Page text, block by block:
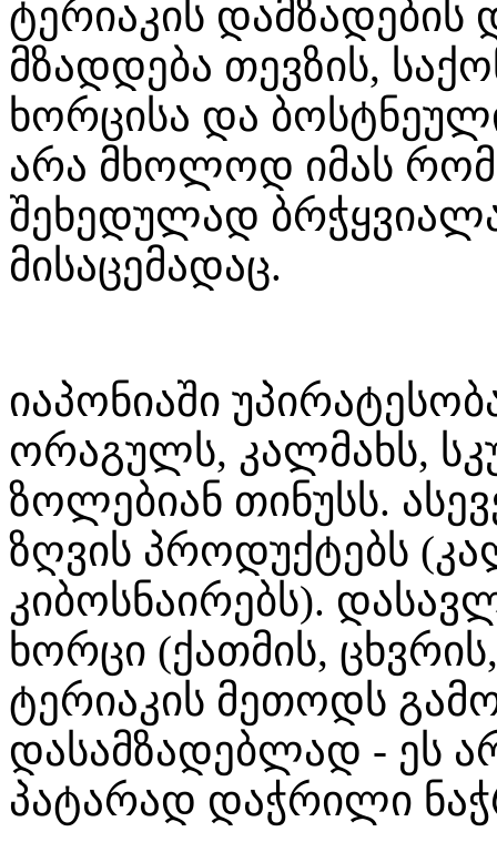
ტერიაკის
მზადდება თევზის,
ხორცისა და
არა მხოლოდ იმას რომ
შეხედულად
მისაცემადაც.
იაპონიაში
ორაგულს, კალმახს,
ზოლებიან თინუსს.
ზღვის პროდუქტებს
კიბოსნაირებს).
ხორცი (ქათმის,
ტერიაკის მეთოდს
დასამზადებლად - ეს
პატარად დაჭრილი